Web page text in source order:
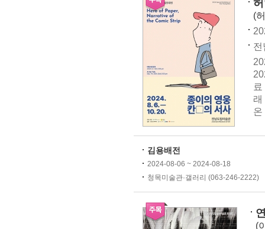
(
전
래
온
김용배전
2024-08-06 ~ 2024-08-18
청목미술관·갤러리 (063-246-2222)
(